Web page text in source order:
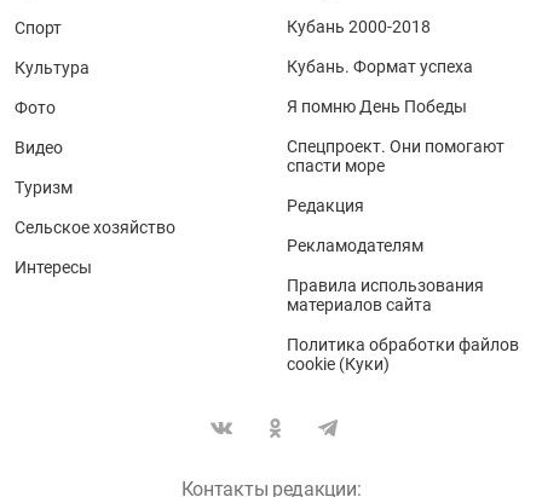
Спорт
Культура
Фото
Видео
Туризм
Сельское хозяйство
Интересы
Кубань 2000-2018
Кубань. Формат успеха
Я помню День Победы
Спецпроект. Они помогают
спасти море
Редакция
Рекламодателям
Правила использования
материалов сайта
Политика обработки файлов
cookie (Куки)
Контакты редакции: